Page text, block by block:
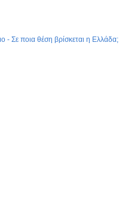
- Σε ποια θέση βρίσκεται η Ελλάδα;